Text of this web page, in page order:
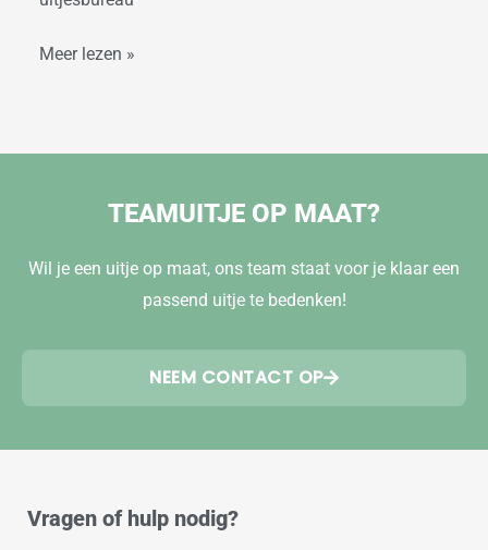
Meer lezen »
TEAMUITJE OP MAAT?
Wil je een uitje op maat, ons team staat voor je klaar een
passend uitje te bedenken!
NEEM CONTACT OP
Vragen of hulp nodig?